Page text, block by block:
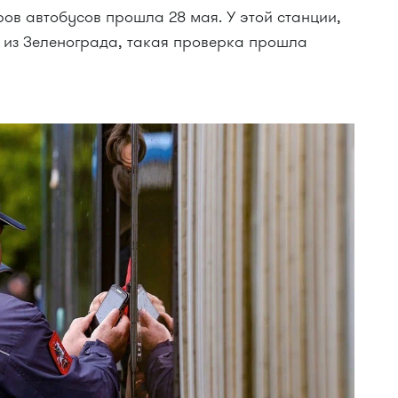
автобусов прошла 28 мая. У этой станции,
Зеленограда, такая проверка прошла